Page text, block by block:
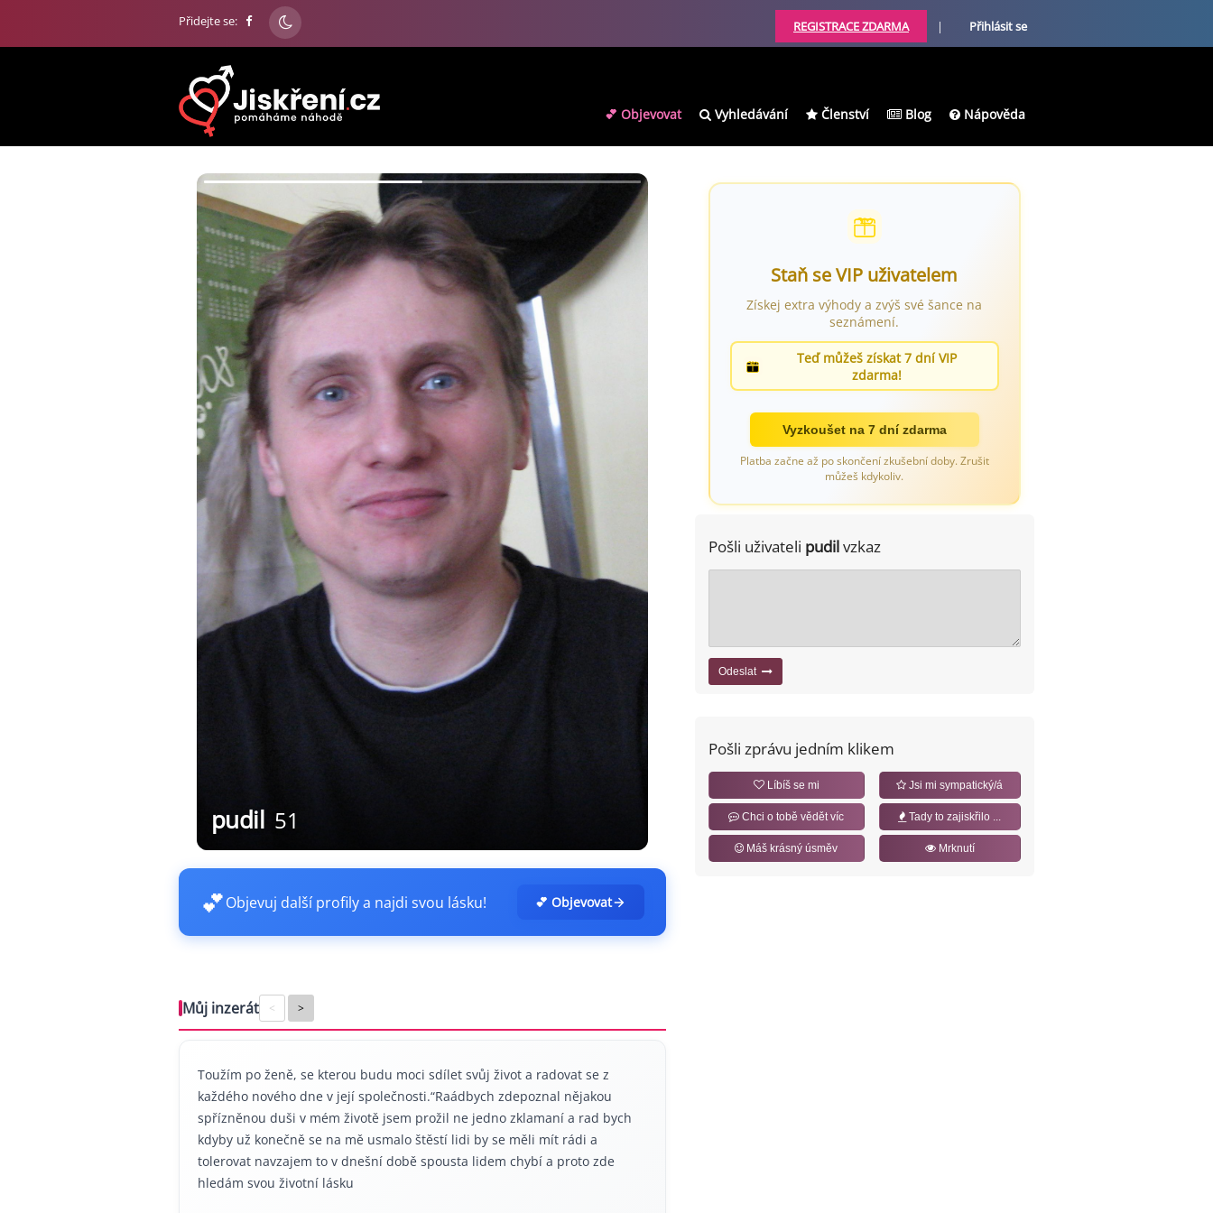
Přidejte se: REGISTRACE ZDARMA | Přihlásit se
💕 Objevovat Vyhledávání Členství Blog Nápověda
pudil 51
💕Objevuj další profily a najdi svou lásku! 💕 Objevovat
Můj inzerát < >
Toužím po ženě, se kterou budu moci sdílet svůj život a radovat se z
každého nového dne v její společnosti.“Raádbych zdepoznal nějakou
spřízněnou duši v mém životě jsem prožil ne jedno zklamaní a rad bych
kdyby už konečně se na mě usmalo štěstí lidi by se měli mít rádi a
tolerovat navzajem to v dnešní době spousta lidem chybí a proto zde
hledám svou životní lásku
Staň se VIP uživatelem
Získej extra výhody a zvýš své šance na
seznámení.
Teď můžeš získat 7 dní VIP
zdarma!
Vyzkoušet na 7 dní zdarma
Platba začne až po skončení zkušební doby. Zrušit
můžeš kdykoliv.
Pošli uživateli pudilvzkaz
Odeslat
Pošli zprávu jedním klikem
Líbíš se mi Jsi mi sympatický/á
Chci o tobě vědět víc Tady to zajiskřilo ...
Máš krásný úsměv Mrknutí